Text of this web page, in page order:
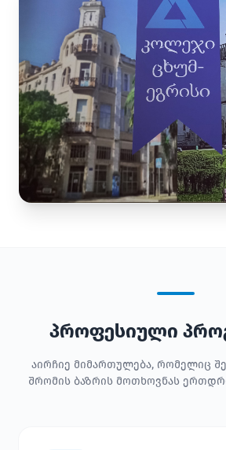
პროფესიული
აირჩიე მიმართულება, რომელიც
შრომის ბაზრის მოთხოვნას